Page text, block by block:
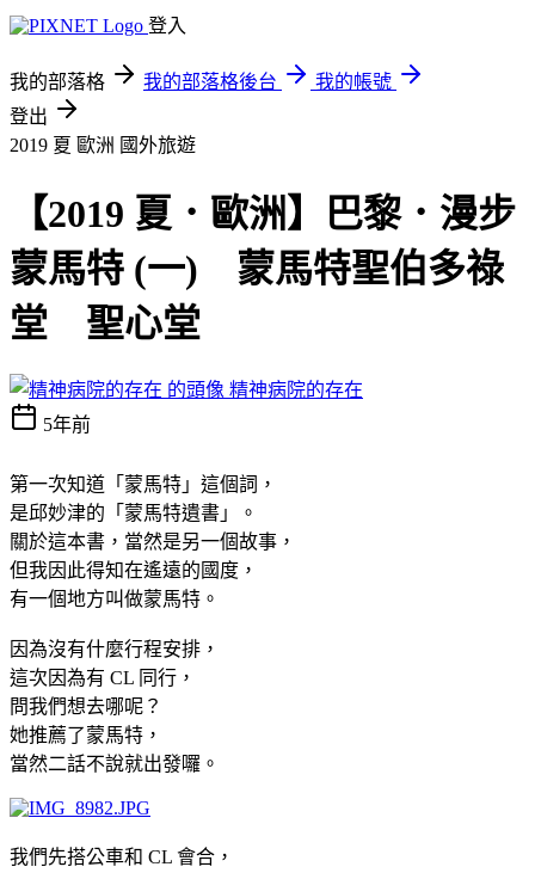
登入
我的部落格 我的部落格後台
我的帳號
登出
2019 夏 歐洲 國外旅遊
【2019 夏．歐洲】巴黎．漫步
蒙馬特 (一) 蒙馬特聖伯多祿
堂 聖心堂
精神病院的存在
5年前
第一次知道「蒙馬特」這個詞，
是邱妙津的 「蒙馬特遺書」。
關於這本書，當然是另一個故事，
但我因此得知在遙遠的國度，
有一個地方叫做蒙馬特。
因為沒有什麼行程安排，
這次因為有 CL 同行，
問我們想去哪呢？
她推薦了蒙馬特，
當然二話不說就出發囉。
我們先搭公車和 CL 會合，